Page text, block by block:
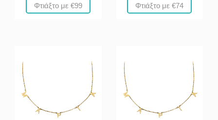
Φτιάξτο με €99 Φτιάξτο με €74